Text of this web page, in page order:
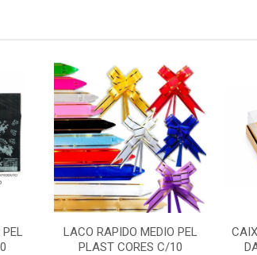
LACO RAPIDO MEDIO PEL
PLAST CORES C/10